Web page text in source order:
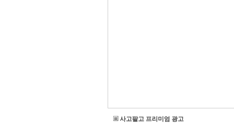
사고팔고 프리미엄 광고